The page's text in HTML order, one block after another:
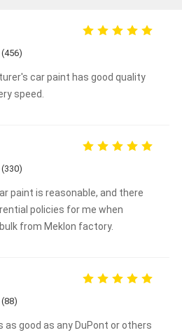
car paint has good quality
speed.
paint is reasonable, and there
policies for me when
from Meklon factory.
as good as any DuPont or others